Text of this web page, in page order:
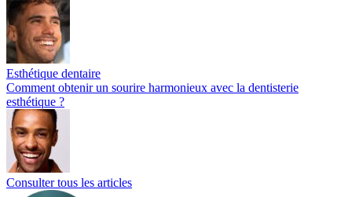
Esthétique dentaire
Comment obtenir un sourire harmonieux avec la dentisterie
esthétique ?
Consulter tous les articles